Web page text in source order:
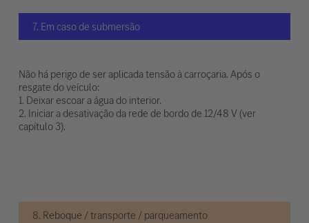
7. Em caso de submersão
Não há perigo de ser aplicada tensão à carroçaria. Após o
resgate do veículo:
1. Deixar escoar a água do interior.
2. Iniciar a desativação da rede de bordo de 12/48 V (ver
capítulo 3).
8. Reboque / transporte / parqueamento